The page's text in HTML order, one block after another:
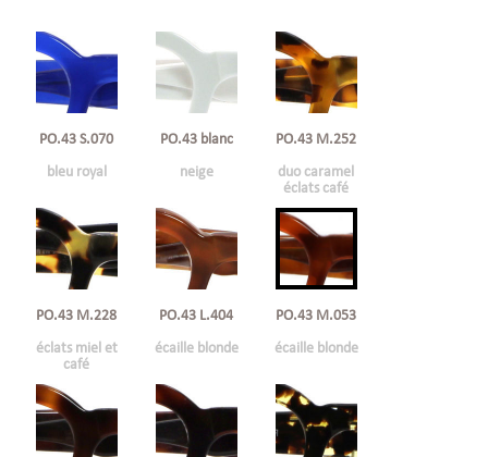
PO.43 S.070
bleu royal
PO.43 blanc
neige
PO.43 M.252
duo caramel
éclats café
PO.43 M.228
éclats miel et
café
PO.43 L.404
écaille blonde
PO.43 M.053
écaille blonde